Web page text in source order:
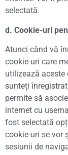
selectată.
d. Cookie-uri
Atunci când vă
cookie-uri care
utilizează aceste
sunteți
permite să
internet cu
fost selectată
cookie-uri se vor
sesiunii de